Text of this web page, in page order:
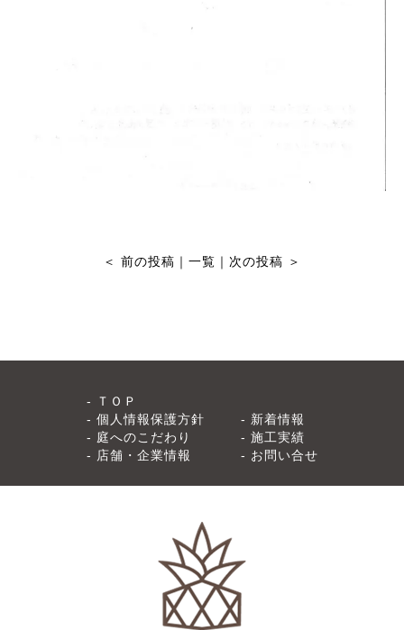
＜ 前の投稿 ｜ 一覧 ｜ 次の投稿 ＞
ＴＯＰ
個人情報保護方針
新着情報
庭へのこだわり
施工実績
店舗・企業情報
お問い合せ